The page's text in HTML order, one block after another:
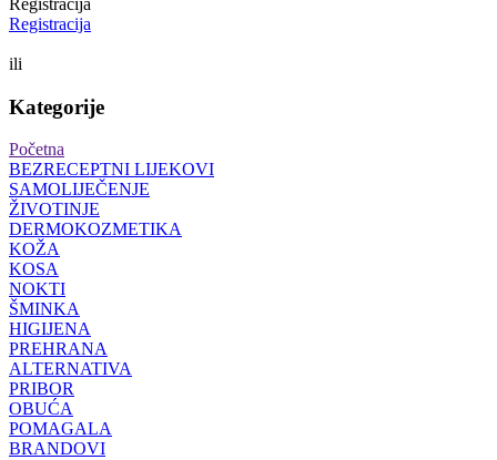
Registracija
Registracija
ili
Kategorije
Početna
BEZRECEPTNI LIJEKOVI
SAMOLIJEČENJE
ŽIVOTINJE
DERMOKOZMETIKA
KOŽA
KOSA
NOKTI
ŠMINKA
HIGIJENA
PREHRANA
ALTERNATIVA
PRIBOR
OBUĆA
POMAGALA
BRANDOVI